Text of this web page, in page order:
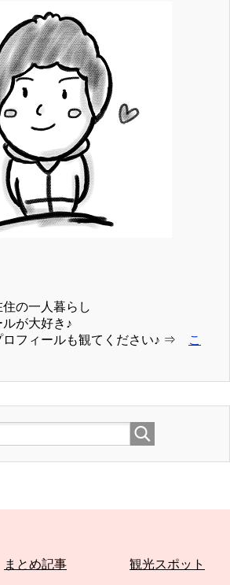
の一人暮らし
が大好き♪
ロフィールも観てください♪ ⇒
こ
まとめ記事 観光スポット